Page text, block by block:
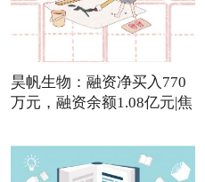
昊帆生物：融资净买入770
万元，融资余额1.08亿元|焦